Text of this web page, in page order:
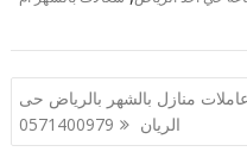
عاملات منازل بالشهر بالرياض حى
الريان 0571400979